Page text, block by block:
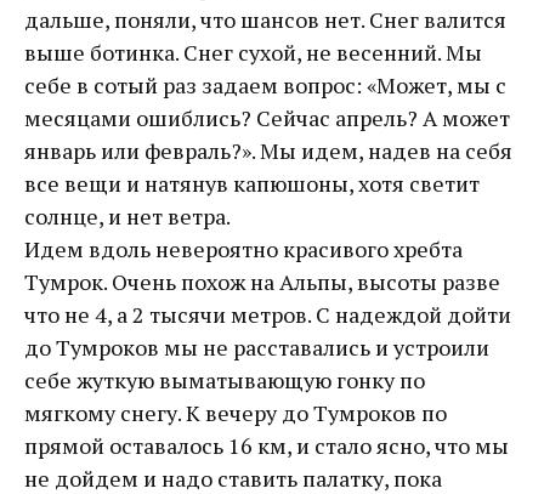
дальше, поняли, что шансов нет. Снег валится
выше ботинка. Снег сухой, не весенний. Мы
себе в сотый раз задаем вопрос: «Может, мы с
месяцами ошиблись? Сейчас апрель? А может
январь или февраль?». Мы идем, надев на себя
все вещи и натянув капюшоны, хотя светит
солнце, и нет ветра.
Идем вдоль невероятно красивого хребта
Тумрок. Очень похож на Альпы, высоты разве
что не 4, а 2 тысячи метров. С надеждой дойти
до Тумроков мы не расставались и устроили
себе жуткую выматывающую гонку по
мягкому снегу. К вечеру до Тумроков по
прямой оставалось 16 км, и стало ясно, что мы
не дойдем и надо ставить палатку, пока